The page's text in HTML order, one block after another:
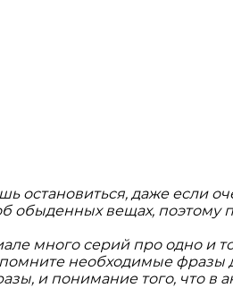
даже если
обыденных вещах, поэтому
много серий про одно и
необходимые фразы
и понимание того, что в